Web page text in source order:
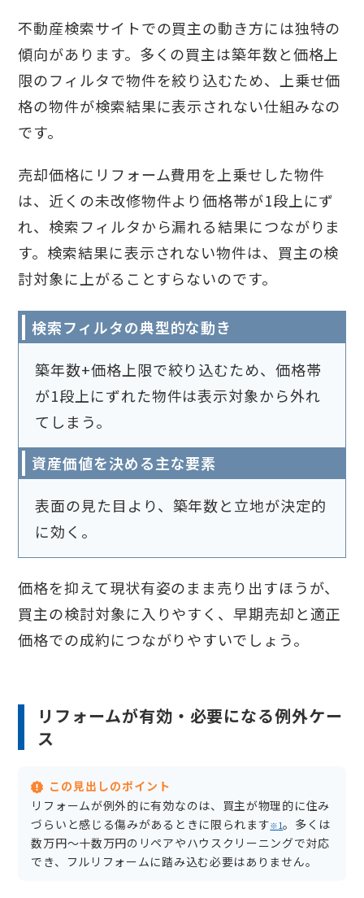
不動産検索サイトでの買主の動き方には独特の
傾向があります。多くの買主は築年数と価格上
限のフィルタで物件を絞り込むため、上乗せ価
格の物件が検索結果に表示されない仕組みなの
です。
売却価格にリフォーム費用を上乗せした物件
は、近くの未改修物件より価格帯が1段上にず
れ、検索フィルタから漏れる結果につながりま
す。検索結果に表示されない物件は、買主の検
討対象に上がることすらないのです。
検索フィルタの典型的な動き
築年数+価格上限で絞り込むため、価格帯
が1段上にずれた物件は表示対象から外れ
てしまう。
資産価値を決める主な要素
表面の見た目より、築年数と立地が決定的
に効く。
価格を抑えて現状有姿のまま売り出すほうが、
買主の検討対象に入りやすく、早期売却と適正
価格での成約につながりやすいでしょう。
リフォームが有効・必要になる例外ケー
ス
この見出しのポイント
リフォームが例外的に有効なのは、買主が物理的に住み
づらいと感じる傷みがあるときに限られます※1。多くは
数万円〜十数万円のリペアやハウスクリーニングで対応
でき、フルリフォームに踏み込む必要はありません。